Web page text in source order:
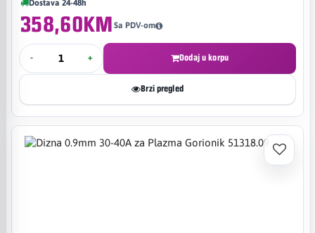
Dostava 24-48h
358,60KM Sa PDV-om
- + Dodaj u korpu
Brzi pregled